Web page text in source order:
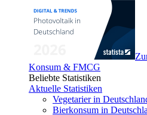
Konsum & FMCG
Beliebte Statistiken
Aktuelle Statistiken
Vegetarier in
Bierkonsum in